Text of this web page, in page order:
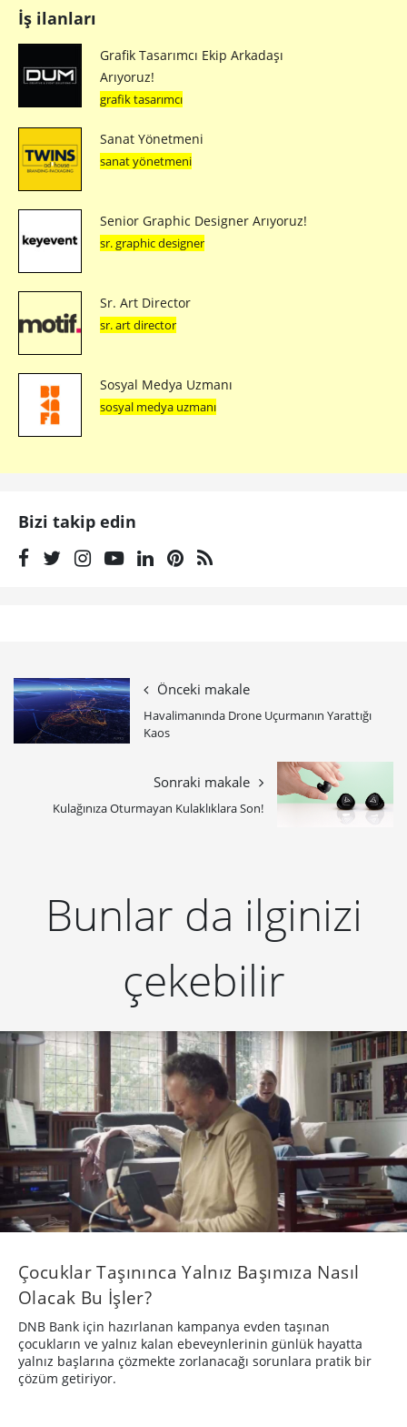
İş ilanları
Grafik Tasarımcı Ekip Arkadaşı
Arıyoruz!
grafik tasarımcı
Sanat Yönetmeni
sanat yönetmeni
Senior Graphic Designer Arıyoruz!
sr. graphic designer
Sr. Art Director
sr. art director
Sosyal Medya Uzmanı
sosyal medya uzmanı
Bizi takip edin
Önceki makale
Havalimanında Drone Uçurmanın Yarattığı
Kaos
Sonraki makale
Kulağınıza Oturmayan Kulaklıklara Son!
Bunlar da ilginizi
çekebilir
Çocuklar Taşınınca Yalnız Başımıza Nasıl
Olacak Bu İşler?
DNB Bank için hazırlanan kampanya evden taşınan
çocukların ve yalnız kalan ebeveynlerinin günlük hayatta
yalnız başlarına çözmekte zorlanacağı sorunlara pratik bir
çözüm getiriyor.